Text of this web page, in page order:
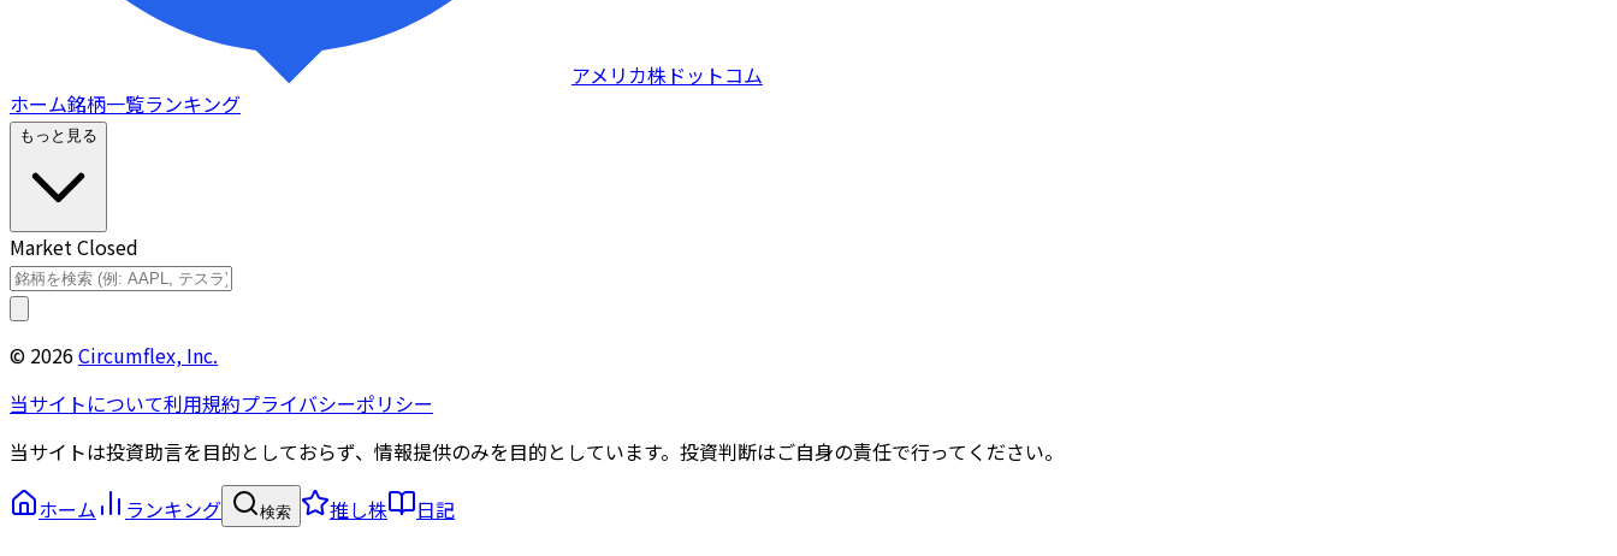
アメリカ株ドットコム
ホーム銘柄一覧ランキング
もっと見る
Market Closed
© 2026Circumflex, Inc.
当サイトについて利用規約プライバシーポリシー
当サイトは投資助言を目的としておらず、情報提供のみを目的としています。投資判断はご自身の責任で行ってください。
ホーム
ランキング 検索 推し株 日記